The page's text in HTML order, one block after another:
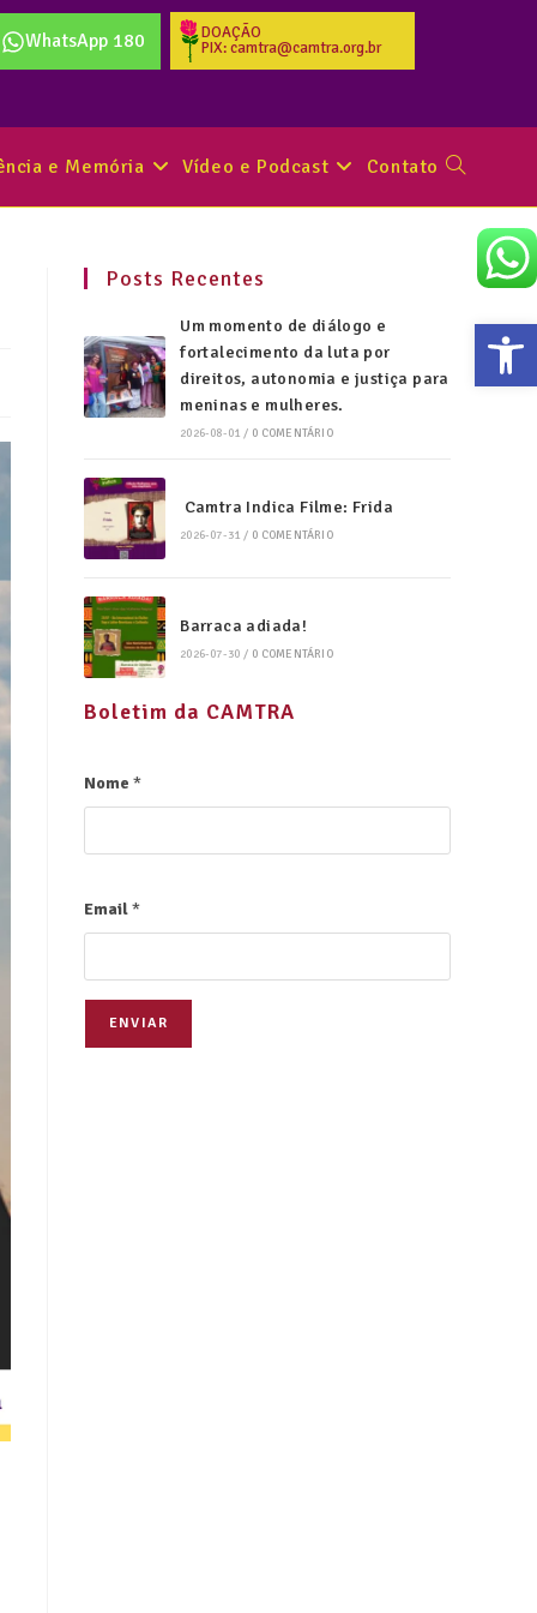
WhatsApp 180
DOAÇÃO
PIX: camtra@camtra.org.br
e Memória Vídeo e Podcast Contato
Posts Recentes
Um momento de diálogo e
fortalecimento da luta por
direitos, autonomia e justiça para
meninas e mulheres.
2026-08-01 / 0 COMENTÁRIO
Camtra Indica Filme: Frida
2026-07-31 / 0 COMENTÁRIO
Barraca adiada!
2026-07-30 / 0 COMENTÁRIO
Boletim da CAMTRA
Nome *
Email*
ENVIAR